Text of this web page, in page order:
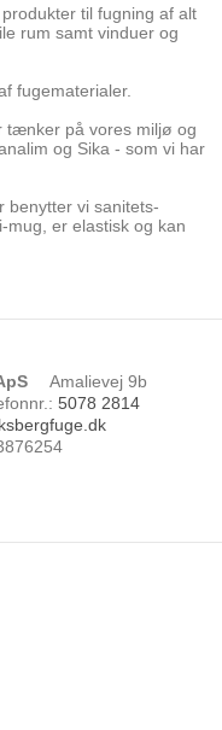
til fugning af alt
rum samt vinduer og
fugematerialer.
på vores miljø og
og Sika - som vi har
benytter vi sanitets-
mug, er elastisk og kan
Amalievej 9b
: 5078 2814